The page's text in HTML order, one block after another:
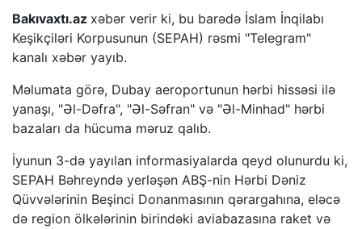
Bakıvaxtı.az xəbər verir ki, bu barədə İslam İnqilabı
Keşikçiləri Korpusunun (SEPAH) rəsmi "Telegram"
kanalı xəbər yayıb.
Məlumata görə, Dubay aeroportunun hərbi hissəsi ilə
yanaşı, "Əl-Dəfra", "Əl-Səfran" və "Əl-Minhad" hərbi
bazaları da hücuma məruz qalıb.
İyunun 3-də yayılan informasiyalarda qeyd olunurdu ki,
SEPAH Bəhreyndə yerləşən ABŞ-nin Hərbi Dəniz
Qüvvələrinin Beşinci Donanmasının qərargahına, eləcə
də region ölkələrinin birindəki aviabazasına raket və